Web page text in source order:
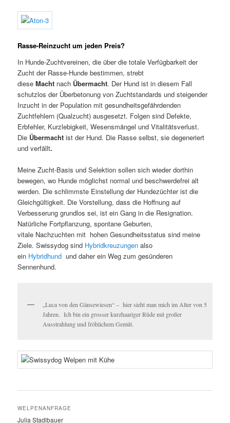
Rasse-Reinzucht um jeden Preis?
In Hunde-Zuchtvereinen, die über die totale Verfügbarkeit der
Zucht der Rasse-Hunde bestimmen, strebt
dieseMacht nach Übermacht. Der Hund ist in diesem Fall
schutzlos der Überbetonung von Zuchtstandards und steigender
Inzucht in der Population mit gesundheitsgefährdenden
Zuchtfehlern (Qualzucht) ausgesetzt. Folgen sind Defekte,
Erbfehler, Kurzlebigkeit, Wesensmängel und Vitalitätsverlust.
Die Übermacht ist der Hund. Die Rasse selbst, sie degeneriert
und verfällt.
Meine Zucht-Basis und Selektion sollen sich wieder dorthin
bewegen, wo Hunde möglichst normal und beschwerdefrei alt
werden. Die schlimmste Einstellung der Hundezüchter ist die
Gleichgültigkeit. Die Vorstellung, dass die Hoffnung auf
Verbesserung grundlos sei, ist ein Gang in die Resignation.
Natürliche Fortpflanzung, spontane Geburten,
vitale Nachzuchten mit hohen Gesundheitsstatus sind meine
Ziele. Swissydog sind Hybridkreuzungenalso
ein Hybridhund und daher ein Weg zum gesünderen
Sennenhund.
„Luca von den Gänsewiesen“ – hier sieht man mich im Alter von 5
Jahren. Ich bin ein grosser kurzhaariger Rüde mit großer
Ausstrahlung und fröhlichem Gemüt.
WELPENANFRAGE
Julia Stadlbauer